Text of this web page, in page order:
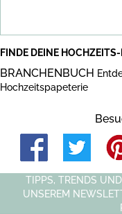
FINDE DEINE
BRANCHENBUCH
Hochzeitspapeterie
TIPPS, TRENDS
UNSEREM